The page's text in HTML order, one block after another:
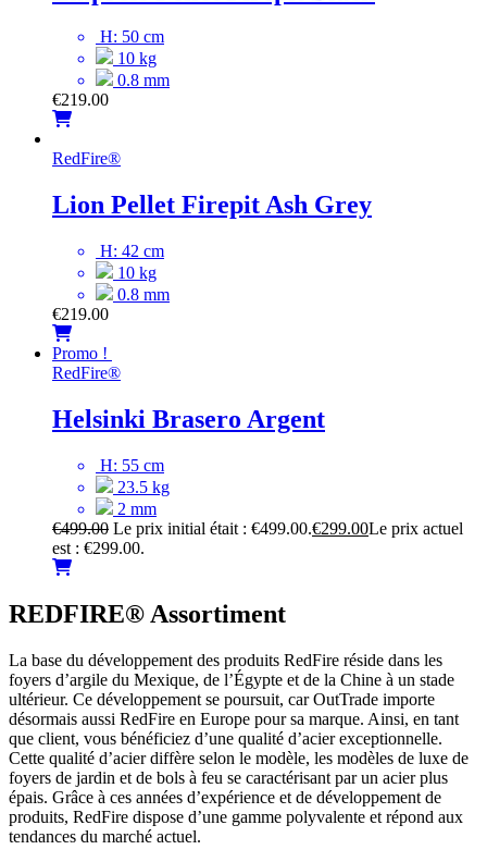
H: 50 cm
10 kg
0.8 mm
€219.00
RedFire®
Lion Pellet Firepit Ash Grey
H: 42 cm
10 kg
0.8 mm
€219.00
Promo !
RedFire®
Helsinki Brasero Argent
H: 55 cm
23.5 kg
2 mm
€499.00 Le prix initial était : €499.00.€299.00Le prix actuel
est : €299.00.
REDFIRE® Assortiment
La base du développement des produits RedFire réside dans les
foyers d’argile du Mexique, de l’Égypte et de la Chine à un stade
ultérieur. Ce développement se poursuit, car OutTrade importe
désormais aussi RedFire en Europe pour sa marque. Ainsi, en tant
que client, vous bénéficiez d’une qualité d’acier exceptionnelle.
Cette qualité d’acier diffère selon le modèle, les modèles de luxe de
foyers de jardin et de bols à feu se caractérisant par un acier plus
épais. Grâce à ces années d’expérience et de développement de
produits, RedFire dispose d’une gamme polyvalente et répond aux
tendances du marché actuel.